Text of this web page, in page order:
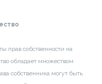
прав собственности на
обладает множеством
собственника могут быть